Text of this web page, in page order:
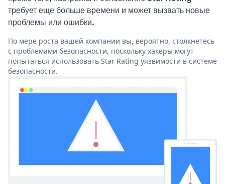
требует еще больше времени и может вызвать новые
проблемы или ошибки.
По мере роста вашей компании вы, вероятно, столкнетесь
с проблемами безопасности, поскольку хакеры могут
попытаться использовать Star Rating уязвимости в системе
безопасности.